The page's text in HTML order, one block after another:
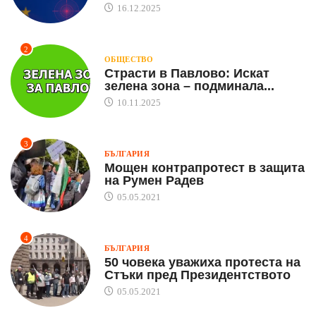
16.12.2025
2
ОБЩЕСТВО
Страсти в Павлово: Искат
зелена зона – подминала...
10.11.2025
3
БЪЛГАРИЯ
Мощен контрапротест в защита
на Румен Радев
05.05.2021
4
БЪЛГАРИЯ
50 човека уважиха протеста на
Стъки пред Президентството
05.05.2021